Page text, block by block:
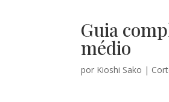
Guia
médio
por Kioshi Sako |